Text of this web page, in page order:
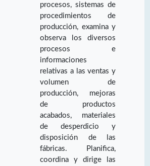
procesos, sistemas de
procedimientos de
producción, examina y
observa los diversos
procesos e
informaciones
relativas a las ventas y
volumen de
producción, mejoras
de productos
acabados, materiales
de desperdicio y
disposición de las
fábricas. Planifica,
coordina y dirige las